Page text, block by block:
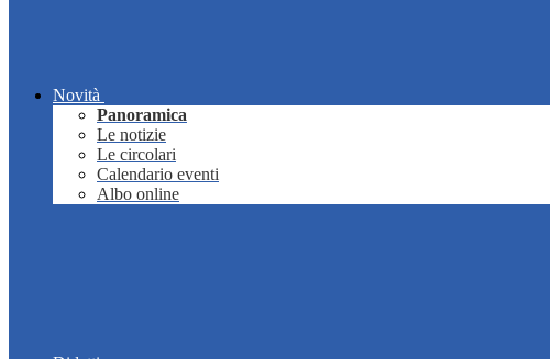
Novità
Panoramica
Le notizie
Le circolari
Calendario eventi
Albo online